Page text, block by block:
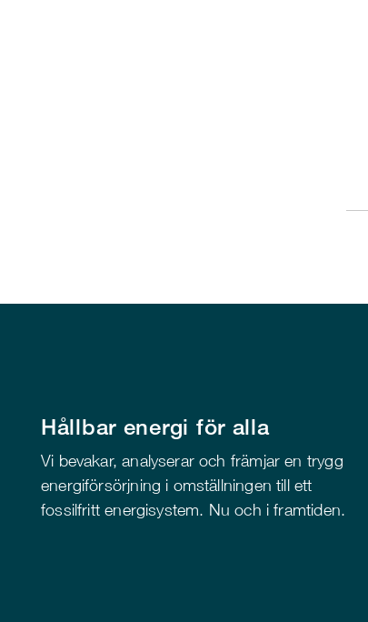
Hållbar energi för alla
Vi bevakar, analyserar och främjar en trygg
energiförsörjning i omställningen till ett
fossilfritt energisystem. Nu och i framtiden.